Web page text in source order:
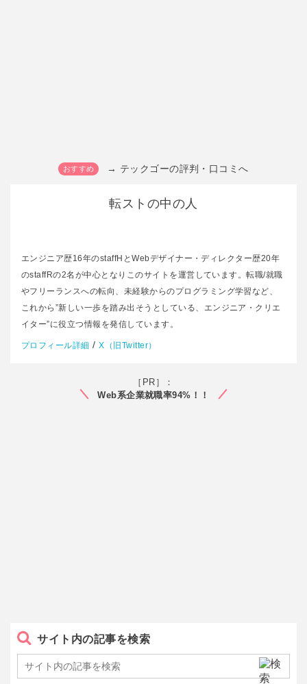
→ テックゴーの評判・口コミへ
転ストの中の人
エンジニア歴16年のstaffHとWebデザイナー・ディレクター歴20年
のstaffRの2名が中心となりこのサイトを運営しています。転職/就職
やフリーランスへの転向、未経験からのプログラミング学習など、
これから”新しい一歩を踏み出そうとしている、エンジニア・クリエ
イター”に役立つ情報を発信しています。
プロフィール詳細 /X（旧Twitter）
［PR］：
Web系企業就職率94%！！
サイト内の記事を検索